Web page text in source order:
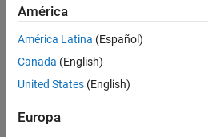
Model Preparation for Real-Time
Execution
Create and Execute Real-Time
Real-Time Tab
Create and Execute Real-Time
Application by Using MATLAB Language
Control and Instrumentation
América
América Latina (Español)
Canada (English)
United States (English)
Europa